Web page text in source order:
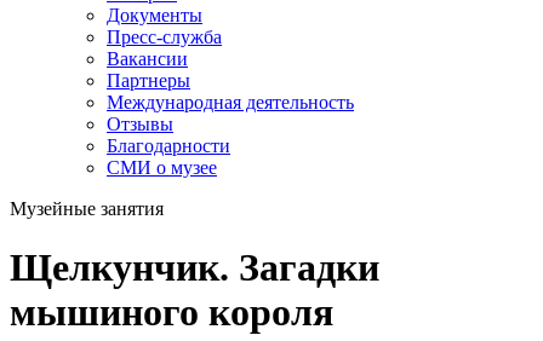
Документы
Пресс-служба
Вакансии
Партнеры
Международная деятельность
Отзывы
Благодарности
СМИ о музее
Музейные занятия
Щелкунчик. Загадки
мышиного короля